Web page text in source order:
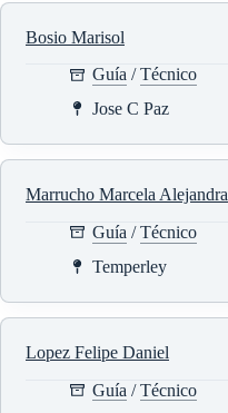
Bosio Marisol
Guía /Técnico
Jose C Paz
Marrucho Marcela Alejandra
Guía /Técnico
Temperley
Lopez Felipe Daniel
Guía /Técnico